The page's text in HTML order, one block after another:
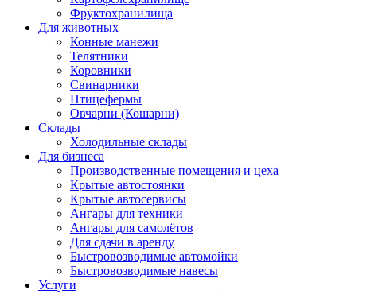
Фруктохранилища
Для животных
Конные манежи
Телятники
Коровники
Свинарники
Птицефермы
Овчарни (Кошарни)
Склады
Холодильные склады
Для бизнеса
Производственные помещения и цеха
Крытые автостоянки
Крытые автосервисы
Ангары для техники
Ангары для самолётов
Для сдачи в аренду
Быстровозводимые автомойки
Быстровозводимые навесы
Услуги